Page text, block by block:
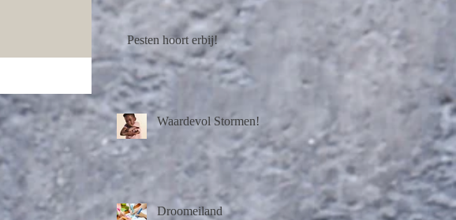
na Lockdown
Pesten hoort erbij!
Waardevol Stormen!
Droomeiland